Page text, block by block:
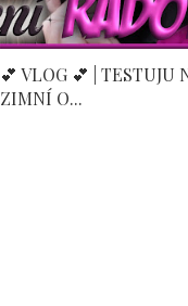
💕 VLOG 💕 | TESTUJU
ZIMNÍ O...